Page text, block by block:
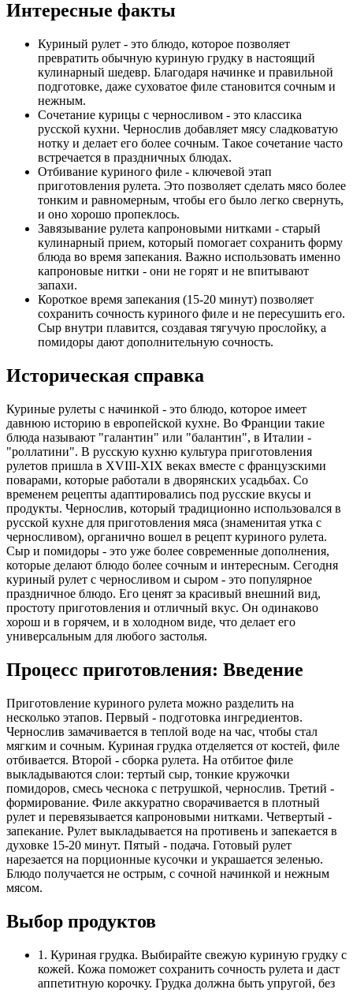
Интересные факты
Куриный рулет - это блюдо, которое позволяет
превратить обычную куриную грудку в настоящий
кулинарный шедевр. Благодаря начинке и правильной
подготовке, даже суховатое филе становится сочным и
нежным.
Сочетание курицы с черносливом - это классика
русской кухни. Чернослив добавляет мясу сладковатую
нотку и делает его более сочным. Такое сочетание часто
встречается в праздничных блюдах.
Отбивание куриного филе - ключевой этап
приготовления рулета. Это позволяет сделать мясо более
тонким и равномерным, чтобы его было легко свернуть,
и оно хорошо пропеклось.
Завязывание рулета капроновыми нитками - старый
кулинарный прием, который помогает сохранить форму
блюда во время запекания. Важно использовать именно
капроновые нитки - они не горят и не впитывают
запахи.
Короткое время запекания (15-20 минут) позволяет
сохранить сочность куриного филе и не пересушить его.
Сыр внутри плавится, создавая тягучую прослойку, а
помидоры дают дополнительную сочность.
Историческая справка
Куриные рулеты с начинкой - это блюдо, которое имеет
давнюю историю в европейской кухне. Во Франции такие
блюда называют "галантин" или "балантин", в Италии -
"роллатини". В русскую кухню культура приготовления
рулетов пришла в XVIII-XIX веках вместе с французскими
поварами, которые работали в дворянских усадьбах. Со
временем рецепты адаптировались под русские вкусы и
продукты. Чернослив, который традиционно использовался в
русской кухне для приготовления мяса (знаменитая утка с
черносливом), органично вошел в рецепт куриного рулета.
Сыр и помидоры - это уже более современные дополнения,
которые делают блюдо более сочным и интересным. Сегодня
куриный рулет с черносливом и сыром - это популярное
праздничное блюдо. Его ценят за красивый внешний вид,
простоту приготовления и отличный вкус. Он одинаково
хорош и в горячем, и в холодном виде, что делает его
универсальным для любого застолья.
Процесс приготовления: Введение
Приготовление куриного рулета можно разделить на
несколько этапов. Первый - подготовка ингредиентов.
Чернослив замачивается в теплой воде на час, чтобы стал
мягким и сочным. Куриная грудка отделяется от костей, филе
отбивается. Второй - сборка рулета. На отбитое филе
выкладываются слои: тертый сыр, тонкие кружочки
помидоров, смесь чеснока с петрушкой, чернослив. Третий -
формирование. Филе аккуратно сворачивается в плотный
рулет и перевязывается капроновыми нитками. Четвертый -
запекание. Рулет выкладывается на противень и запекается в
духовке 15-20 минут. Пятый - подача. Готовый рулет
нарезается на порционные кусочки и украшается зеленью.
Блюдо получается не острым, с сочной начинкой и нежным
мясом.
Выбор продуктов
1. Куриная грудка. Выбирайте свежую куриную грудку с
кожей. Кожа поможет сохранить сочность рулета и даст
аппетитную корочку. Грудка должна быть упругой, без